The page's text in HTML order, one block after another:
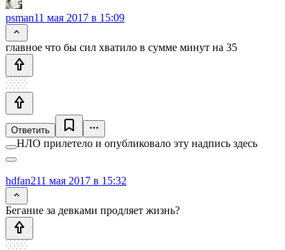
psman11 мая 2017 в 15:09
главное что бы сил хватило в сумме минут на 35
Ответить
НЛО прилетело и опубликовало эту надпись здесь
hdfan211 мая 2017 в 15:32
Бегание за девками продляет жизнь?